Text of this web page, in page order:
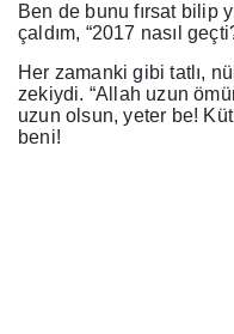
Ben de bunu fırsat bilip
çaldım, “2017 nasıl
Her zamanki gibi tatlı,
zekiydi. “Allah uzun
uzun olsun, yeter be!
beni!